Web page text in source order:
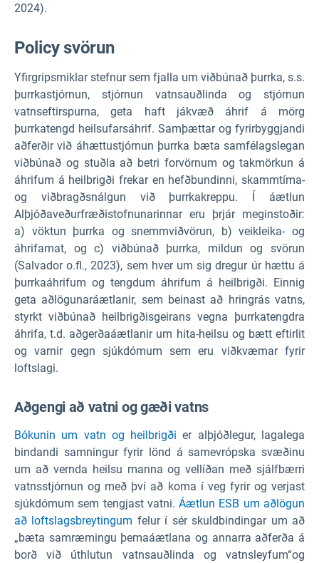
2024).
Policy svörun
Yfirgripsmiklar stefnur sem fjalla um viðbúnað þurrka, s.s.
þurrkastjórnun, stjórnun vatnsauðlinda og stjórnun
vatnseftirspurna, geta haft jákvæð áhrif á mörg
þurrkatengd heilsufarsáhrif. Samþættar og fyrirbyggjandi
aðferðir við áhættustjórnun þurrka bæta samfélagslegan
viðbúnað og stuðla að betri forvörnum og takmörkun á
áhrifum á heilbrigði frekar en hefðbundinni, skammtíma-
og viðbragðsnálgun við þurrkakreppu. Í áætlun
Alþjóðaveðurfræðistofnunarinnar eru þrjár meginstoðir:
a) vöktun þurrka og snemmviðvörun, b) veikleika- og
áhrifamat, og c) viðbúnað þurrka, mildun og svörun
(Salvador o.fl., 2023), sem hver um sig dregur úr hættu á
þurrkaáhrifum og tengdum áhrifum á heilbrigði. Einnig
geta aðlögunaráætlanir, sem beinast að hringrás vatns,
styrkt viðbúnað heilbrigðisgeirans vegna þurrkatengdra
áhrifa, t.d. aðgerðaáætlanir um hita-heilsu og bætt eftirlit
og varnir gegn sjúkdómum sem eru viðkvæmar fyrir
loftslagi.
Aðgengi að vatni og gæði vatns
Bókunin um vatn og heilbrigði er alþjóðlegur, lagalega
bindandi samningur fyrir lönd á samevrópska svæðinu
um að vernda heilsu manna og vellíðan með sjálfbærri
vatnsstjórnun og með því að koma í veg fyrir og verjast
sjúkdómum sem tengjast vatni.Áætlun ESB um aðlögun
að loftslagsbreytingum felur í sér skuldbindingar um að
„bæta samræmingu þemaáætlana og annarra aðferða á
borð við úthlutun vatnsauðlinda og vatnsleyfum“og